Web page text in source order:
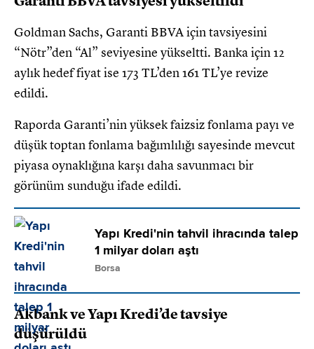
Goldman Sachs, Garanti BBVA için tavsiyesini
“Nötr”den “Al” seviyesine yükseltti. Banka için 12
aylık hedef fiyat ise 173 TL’den 161 TL’ye revize
edildi.
Raporda Garanti’nin yüksek faizsiz fonlama payı ve
düşük toptan fonlama bağımlılığı sayesinde mevcut
piyasa oynaklığına karşı daha savunmacı bir
görünüm sunduğu ifade edildi.
Yapı Kredi'nin tahvil ihracında talep
1 milyar doları aştı
Borsa
Akbank ve Yapı Kredi’de tavsiye
düşürüldü